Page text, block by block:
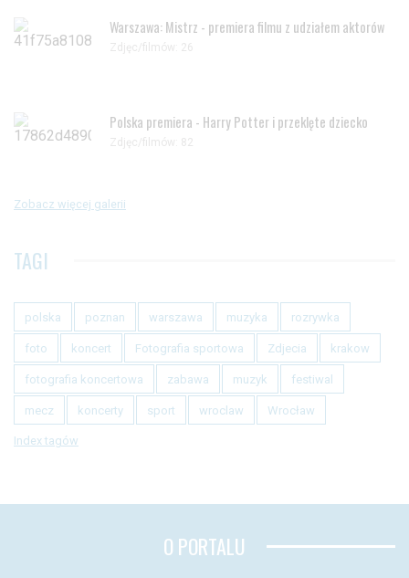
Warszawa: Mistrz - premiera filmu z udziałem aktorów
Zdjęc/filmów: 26
Polska premiera - Harry Potter i przeklęte dziecko
Zdjęc/filmów: 82
Zobacz więcej galerii
TAGI
polska poznan warszawa muzyka rozrywka
foto koncert Fotografia sportowa Zdjecia krakow
fotografia koncertowa zabawa muzyk festiwal
mecz koncerty sport wroclaw Wrocław
Index tagów
O PORTALU